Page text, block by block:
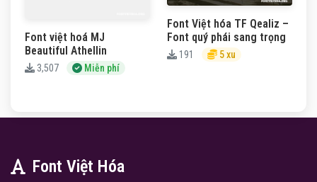
Font việt hoá MJ
Beautiful Athellin
3,507 Miễn phí
Font Việt hóa TF Qealiz –
Font quý phái sang trọng
191 5 xu
Font Việt Hóa